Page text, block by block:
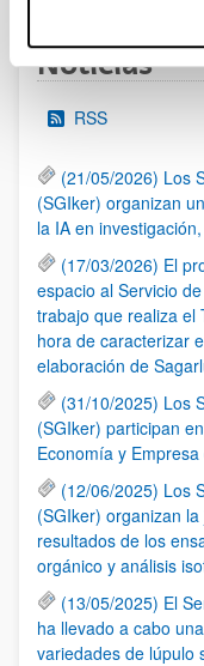
Noticias
RSS
(21/05/2026) Los
(SGIker) organizan
la IA en
(17/03/2026) El
espacio al Servicio
trabajo que realiza el
hora de caracterizar
elaboración de
(31/10/2025) Los
(SGIker) participan
Economía y Empresa
(12/06/2025) Los
(SGIker) organizan
resultados de los
orgánico y análisis
(13/05/2025) El
ha llevado a cabo
variedades de lúpulo